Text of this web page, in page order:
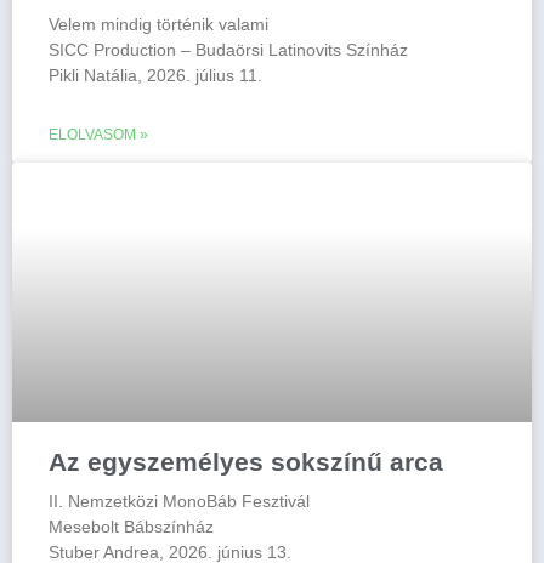
Velem mindig történik valami
SICC Production – Budaörsi Latinovits Színház
Pikli Natália, 2026. július 11.
ELOLVASOM »
Az egyszemélyes sokszínű arca
II. Nemzetközi MonoBáb Fesztivál
Mesebolt Bábszínház
Stuber Andrea, 2026. június 13.